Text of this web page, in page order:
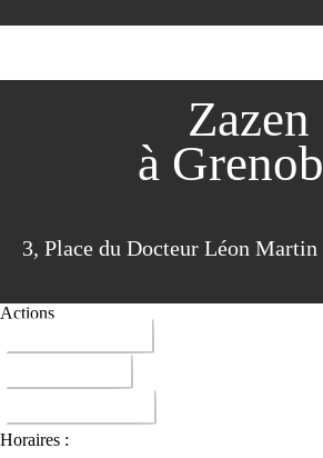
Zazen
à
3, Place du Docteur Léon
Actions
Horaires :